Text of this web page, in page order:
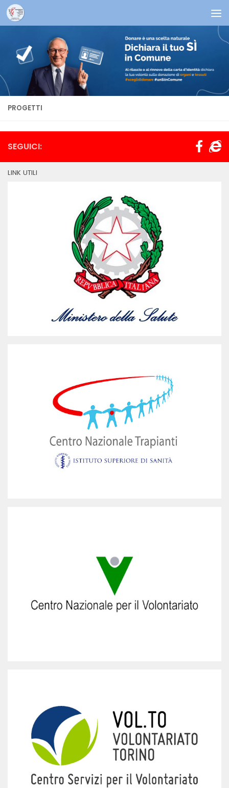
Salta al contenuto
PROGETTI
SEGUICI:
LINK UTILI